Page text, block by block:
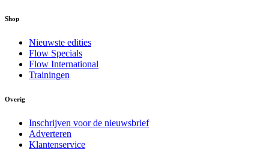
Shop
Nieuwste edities
Flow Specials
Flow International
Trainingen
Overig
Inschrijven voor de nieuwsbrief
Adverteren
Klantenservice